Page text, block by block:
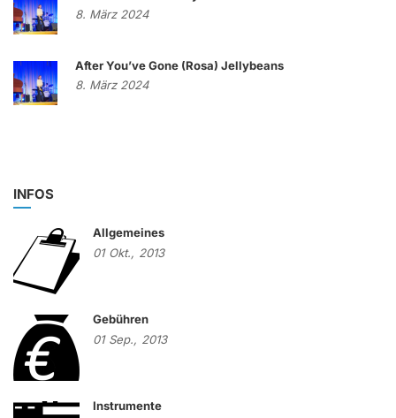
8. März 2024
After You’ve Gone (Rosa) Jellybeans
8. März 2024
INFOS
Allgemeines
01 Okt., 2013
Gebühren
01 Sep., 2013
Instrumente